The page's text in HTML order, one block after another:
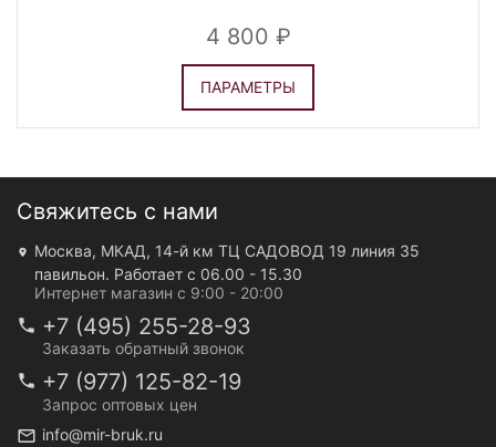
4 800
ПАРАМЕТРЫ
Свяжитесь с нами
Москва, МКАД, 14-й км ТЦ САДОВОД 19 линия 35
павильон. Работает с 06.00 - 15.30
Интернет магазин с 9:00 - 20:00
+7 (495) 255-28-93
Заказать обратный звонок
+7 (977) 125-82-19
Запрос оптовых цен
info@mir-bruk.ru